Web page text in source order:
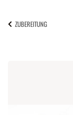
ZUBEREITUNG